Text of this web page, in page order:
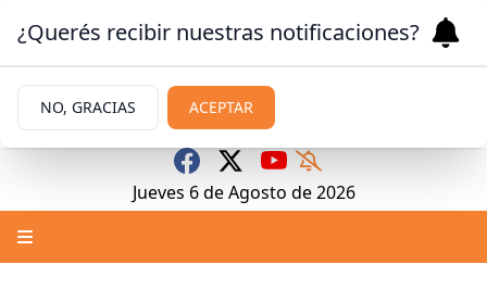
Jueves 6 de Agosto de 2026
¿Querés recibir nuestras notificaciones?
NO, GRACIAS ACEPTAR